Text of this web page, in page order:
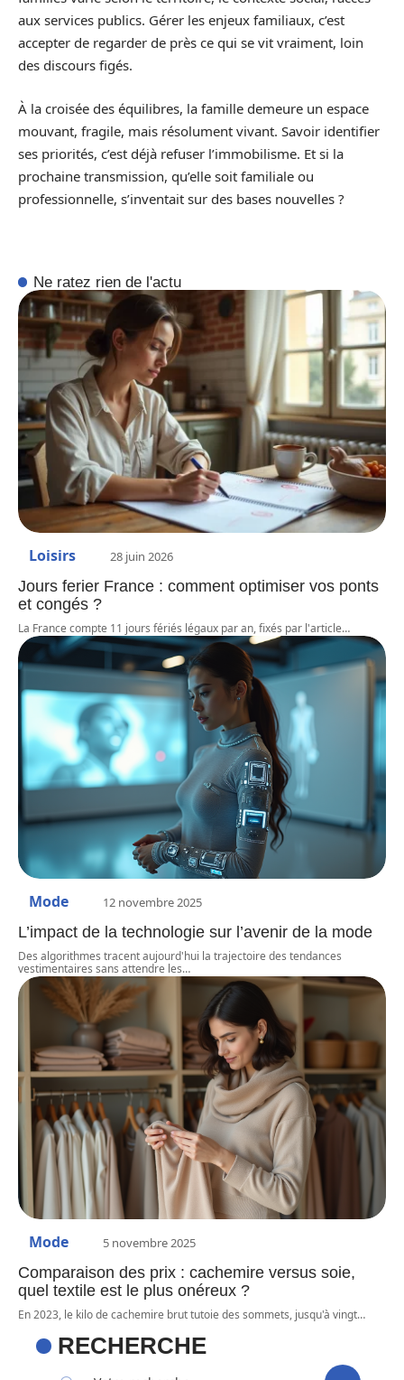
aux services publics. Gérer les enjeux familiaux, c’est
accepter de regarder de près ce qui se vit vraiment, loin
des discours figés.
À la croisée des équilibres, la famille demeure un espace
mouvant, fragile, mais résolument vivant. Savoir identifier
ses priorités, c’est déjà refuser l’immobilisme. Et si la
prochaine transmission, qu’elle soit familiale ou
professionnelle, s’inventait sur des bases nouvelles ?
Ne ratez rien de l'actu
Loisirs 28 juin 2026
Jours ferier France : comment optimiser vos ponts
et congés ?
La France compte 11 jours fériés légaux par an, fixés par l'article…
Mode 12 novembre 2025
L’impact de la technologie sur l’avenir de la mode
Des algorithmes tracent aujourd'hui la trajectoire des tendances
vestimentaires sans attendre les…
Mode 5 novembre 2025
Comparaison des prix : cachemire versus soie,
quel textile est le plus onéreux ?
En 2023, le kilo de cachemire brut tutoie des sommets, jusqu'à vingt…
RECHERCHE